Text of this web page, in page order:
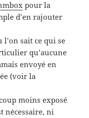
pour la
d’en rajouter
l’on sait ce qui se
qu’aucune
envoyé en
(voir la
moins exposé
nécessaire, ni